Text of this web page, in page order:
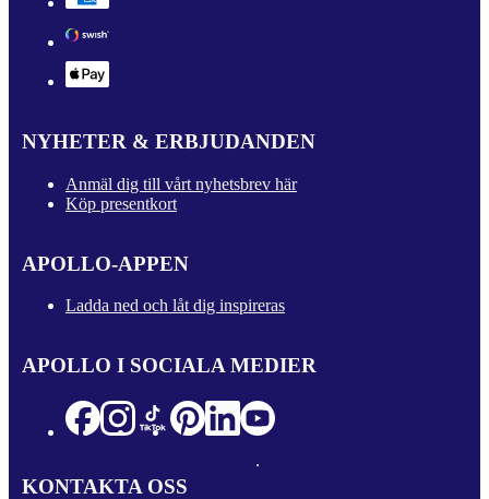
NYHETER & ERBJUDANDEN
Anmäl dig till vårt nyhetsbrev här
Köp presentkort
APOLLO-APPEN
Ladda ned och låt dig inspireras
APOLLO I SOCIALA MEDIER
KONTAKTA OSS